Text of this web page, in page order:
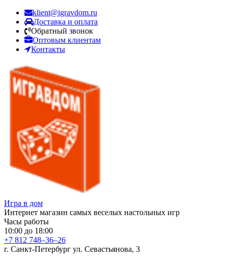
klient@igravdom.ru
Доставка и оплата
Обратный звонок
Оптовым клиентам
Контакты
Игра в дом
Интернет магазин самых веселых настольных игр
Часы работы
10:00 до 18:00
+7 812 748–36–26
г. Санкт-Петербург ул. Севастьянова, 3